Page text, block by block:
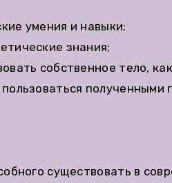
умения и навыки;
знания;
собственное тело,
существовать в